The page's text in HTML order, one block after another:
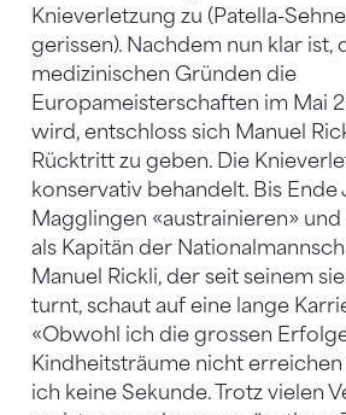
Knieverletzung zu (Patella-
gerissen). Nachdem nun klar ist,
medizinischen Gründen die
Europameisterschaften im Mai
wird, entschloss sich Manuel
Rücktritt zu geben. Die
konservativ behandelt. Bis
Magglingen «austrainieren»
als Kapitän der
Manuel Rickli, der seit seinem
turnt, schaut auf eine lange
«Obwohl ich die grossen
Kindheitsträume nicht
ich keine Sekunde. Trotz vielen